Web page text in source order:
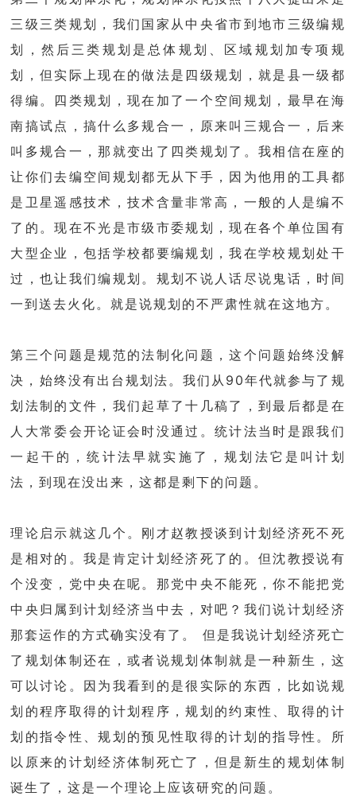
三级三类规划，我们国家从中央省市到地市三级编规
划，然后三类规划是总体规划、区域规划加专项规
划，但实际上现在的做法是四级规划，就是县一级都
得编。四类规划，现在加了一个空间规划，最早在海
南搞试点，搞什么多规合一，原来叫三规合一，后来
叫多规合一，那就变出了四类规划了。我相信在座的
让你们去编空间规划都无从下手，因为他用的工具都
是卫星遥感技术，技术含量非常高，一般的人是编不
了的。现在不光是市级市委规划，现在各个单位国有
大型企业，包括学校都要编规划，我在学校规划处干
过，也让我们编规划。规划不说人话尽说鬼话，时间
一到送去火化。就是说规划的不严肃性就在这地方。
第三个问题是规范的法制化问题，这个问题始终没解
决，始终没有出台规划法。我们从90年代就参与了规
划法制的文件，我们起草了十几稿了，到最后都是在
人大常委会开论证会时没通过。统计法当时是跟我们
一起干的，统计法早就实施了，规划法它是叫计划
法，到现在没出来，这都是剩下的问题。
理论启示就这几个。刚才赵教授谈到计划经济死不死
是相对的。我是肯定计划经济死了的。但沈教授说有
个没变，党中央在呢。那党中央不能死，你不能把党
中央归属到计划经济当中去，对吧？我们说计划经济
那套运作的方式确实没有了。 但是我说计划经济死亡
了规划体制还在，或者说规划体制就是一种新生，这
可以讨论。因为我看到的是很实际的东西，比如说规
划的程序取得的计划程序，规划的约束性、取得的计
划的指令性、规划的预见性取得的计划的指导性。所
以原来的计划经济体制死亡了，但是新生的规划体制
诞生了，这是一个理论上应该研究的问题。